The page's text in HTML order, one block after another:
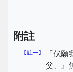
附註
【註一】 「伏願
父、』